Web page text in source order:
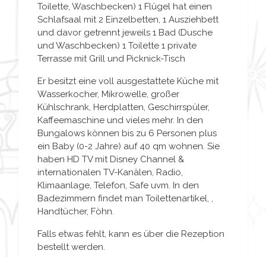
Toilette, Waschbecken) 1 Flügel hat einen
Schlafsaal mit 2 Einzelbetten, 1 Ausziehbett
und davor getrennt jeweils 1 Bad (Dusche
und Waschbecken) 1 Toilette 1 private
Terrasse mit Grill und Picknick-Tisch
Er besitzt eine voll ausgestattete Küche mit
Wasserkocher, Mikrowelle, großer
Kühlschrank, Herdplatten, Geschirrspüler,
Kaffeemaschine und vieles mehr. In den
Bungalows können bis zu 6 Personen plus
ein Baby (0-2 Jahre) auf 40 qm wohnen. Sie
haben HD TV mit Disney Channel &
internationalen TV-Kanälen, Radio,
Klimaanlage, Telefon, Safe uvm. In den
Badezimmern findet man Toilettenartikel, ,
Handtücher, Föhn.
Falls etwas fehlt, kann es über die Rezeption
bestellt werden.